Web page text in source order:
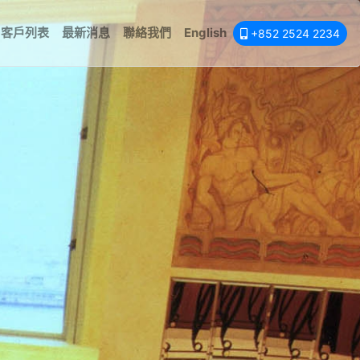
客戶列表 最新消息 聯絡我們 English +852 2524 2234